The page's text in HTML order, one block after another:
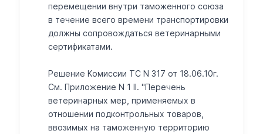
перемещении внутри таможенного союза
в течение всего времени транспортировки
должны сопровождаться ветеринарными
сертификатами.
Решение Комиссии ТС N 317 от 18.06.10г.
См. Приложение N 1 II. "Перечень
ветеринарных мер, применяемых в
отношении подконтрольных товаров,
ввозимых на таможенную территорию